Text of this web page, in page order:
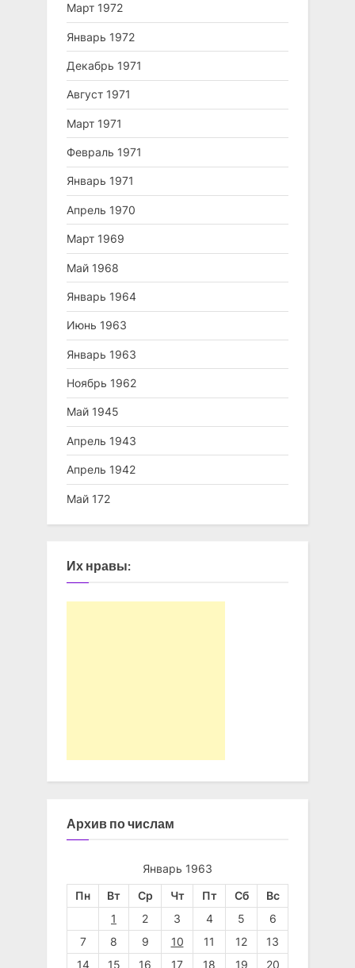
Март 1972
Январь 1972
Декабрь 1971
Август 1971
Март 1971
Февраль 1971
Январь 1971
Апрель 1970
Март 1969
Май 1968
Январь 1964
Июнь 1963
Январь 1963
Ноябрь 1962
Май 1945
Апрель 1943
Апрель 1942
Май 172
Их нравы:
Архив по числам
Январь 1963
Пн Вт Ср Чт Пт Сб
Вс
1
2 3 4 5
6
7
8 9 10 11 12
13
14
15 16 17 18 19 20